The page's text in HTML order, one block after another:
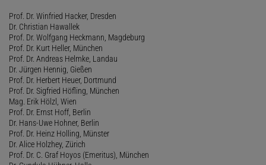
Prof. Dr. Winfried Hacker, Dresden
Dr. Christian Hawallek
Prof. Dr. Wolfgang Heckmann, Magdeburg
Prof. Dr. Kurt Heller, München
Prof. Dr. Andreas Helmke, Landau
Dr. Jürgen Hennig, Gießen
Prof. Dr. Herbert Heuer, Dortmund
Prof. Dr. Sigfried Höfling, München
Mag. Erik Hölzl, Wien
Prof. Dr. Ernst Hoff, Berlin
Dr. Hans-Uwe Hohner, Berlin
Prof. Dr. Heinz Holling, Münster
Dr. Alice Holzhey, Zürich
Prof. Dr. C. Graf Hoyos (Emeritus), München